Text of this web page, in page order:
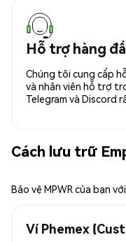
Hỗ trợ hàng
Chúng tôi cung cấp
và nhân viên hỗ trợ
Telegram và Discord
Cách lưu trữ
Bảo vệ MPWR của bạn
Ví Phemex